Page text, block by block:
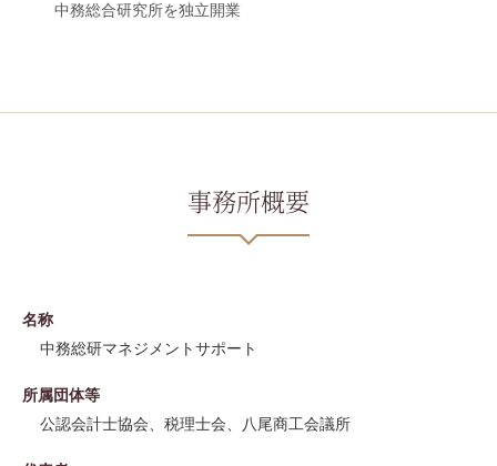
中務総合研究所を独立開業
事務所概要
名称
中務総研マネジメントサポート
所属団体等
公認会計士協会、税理士会、八尾商工会議所